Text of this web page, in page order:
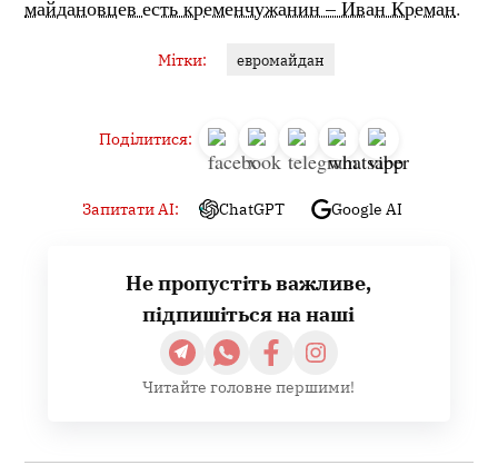
майдановцев есть кременчужанин – Иван Креман.
Мітки: евромайдан
Поділитися:
Запитати AI: ChatGPT Google AI
Не пропустіть важливе,
підпишіться на наші
Читайте головне першими!